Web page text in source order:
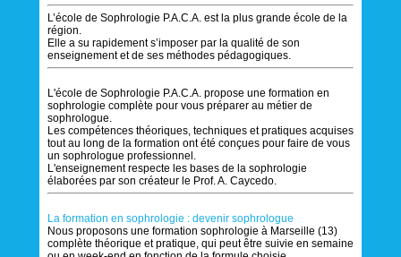
L’école de Sophrologie P.A.C.A. est la plus grande école de la
région.
Elle a su rapidement s’imposer par la qualité de son
enseignement et de ses méthodes pédagogiques.
L'école de Sophrologie P.A.C.A. propose une formation en
sophrologie complète pour vous préparer au métier de
sophrologue.
Les compétences théoriques, techniques et pratiques acquises
tout au long de la formation ont été conçues pour faire de vous
un sophrologue professionnel.
L'enseignement respecte les bases de la sophrologie
élaborées par son créateur le Prof. A. Caycedo.
La formation en sophrologie : devenir sophrologue
Nous proposons une formation sophrologie à Marseille (13)
complète théorique et pratique, qui peut être suivie en semaine